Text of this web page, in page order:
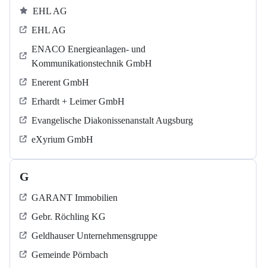
EHL AG
EHL AG
ENACO Energieanlagen- und
Kommunikationstechnik GmbH
Enerent GmbH
Erhardt + Leimer GmbH
Evangelische Diakonissenanstalt Augsburg
eXyrium GmbH
G
GARANT Immobilien
Gebr. Röchling KG
Geldhauser Unternehmensgruppe
Gemeinde Pörnbach